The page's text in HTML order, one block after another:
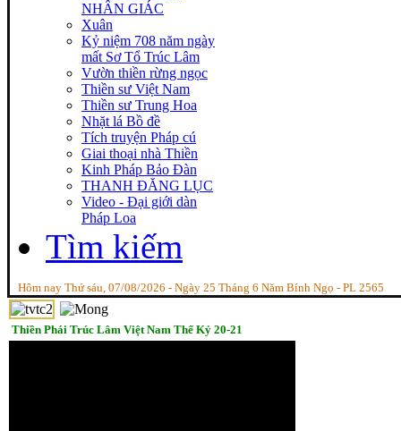
NHÂN GIÁC
Xuân
Kỷ niệm 708 năm ngày
mất Sơ Tổ Trúc Lâm
Vườn thiền rừng ngọc
Thiền sư Việt Nam
Thiền sư Trung Hoa
Nhặt lá Bồ đề
Tích truyện Pháp cú
Giai thoại nhà Thiền
Kinh Pháp Bảo Đàn
THANH ĐĂNG LỤC
Video - Đại giới dàn
Pháp Loa
Tìm kiếm
Hôm nay Thứ sáu, 07/08/2026 - Ngày 25 Tháng 6 Năm Bính Ngọ - PL 2565
Thiền Phái Trúc Lâm Việt Nam Thế Kỷ 20-21